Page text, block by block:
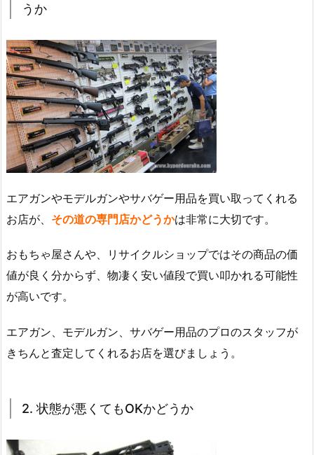
うか
エアガンやモデルガンやサバゲー用品を買い取ってくれる
お店が、 その道の専門店かどうかは非常に大切です。
おもちゃ屋さんや、リサイクルショップではその商品の価
値が良く分からず、物凄く安い値段で買い叩かれる可能性
が高いです。
エアガン、モデルガン、サバゲー用品のプロのスタッフが
きちんと査定してくれるお店を選びましょう。
2. 状態が悪くてもOKかどうか